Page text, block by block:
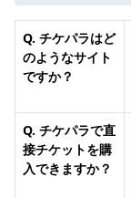
Q. チケパラはど
のようなサイト
ですか？
Q. チケパラで直
接チケットを購
入できますか？